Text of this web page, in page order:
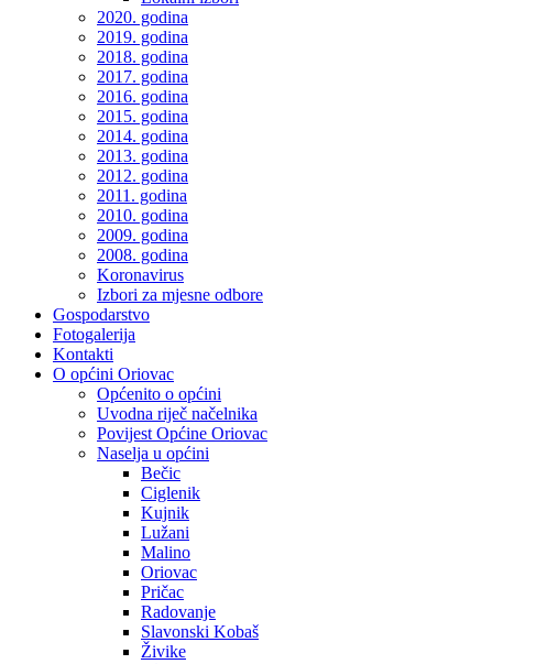
2020. godina
2019. godina
2018. godina
2017. godina
2016. godina
2015. godina
2014. godina
2013. godina
2012. godina
2011. godina
2010. godina
2009. godina
2008. godina
Koronavirus
Izbori za mjesne odbore
Gospodarstvo
Fotogalerija
Kontakti
O općini Oriovac
Općenito o općini
Uvodna riječ načelnika
Povijest Općine Oriovac
Naselja u općini
Bečic
Ciglenik
Kujnik
Lužani
Malino
Oriovac
Pričac
Radovanje
Slavonski Kobaš
Živike